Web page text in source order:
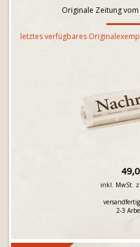
Originale Zeitung vom
letztes verfügbares
inkl. MwSt.
2-3